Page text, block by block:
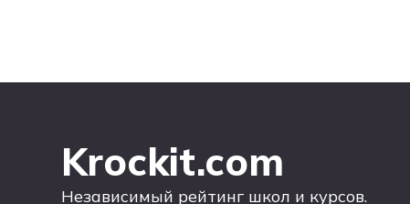
Krockit.com
Независимый рейтинг школ и курсов.